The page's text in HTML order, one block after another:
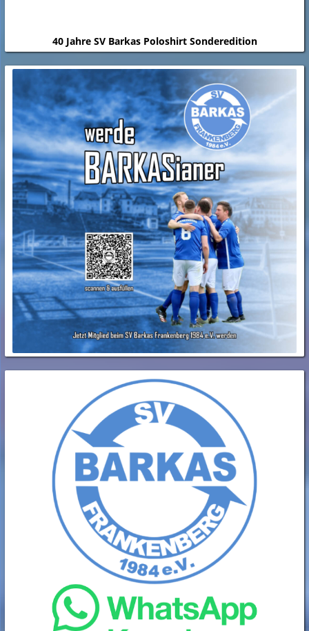
40 Jahre SV Barkas Poloshirt Sonderedition